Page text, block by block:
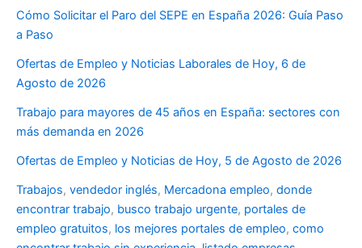
Cómo Solicitar el Paro del SEPE en España 2026: Guía Paso
a Paso
Ofertas de Empleo y Noticias Laborales de Hoy, 6 de
Agosto de 2026
Trabajo para mayores de 45 años en España: sectores con
más demanda en 2026
Ofertas de Empleo y Noticias de Hoy, 5 de Agosto de 2026
Trabajos, vendedor inglés, Mercadona empleo, donde
encontrar trabajo, busco trabajo urgente, portales de
empleo gratuitos, los mejores portales de empleo, como